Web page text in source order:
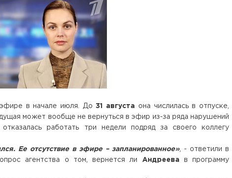
в начале июля. До31 августа она числилась в отпуске,
может вообще не вернуться в эфир из-за ряда нарушений
отказалась работать три недели подряд за своего коллегу
Ее отсутствие в эфире – запланированное», - ответили в
агентства о том, вернется ли Андреева в программу